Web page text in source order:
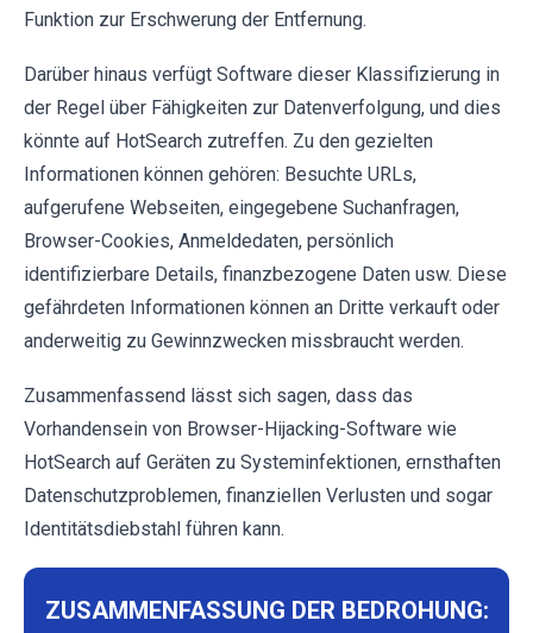
Funktion zur Erschwerung der Entfernung.
Darüber hinaus verfügt Software dieser Klassifizierung in
der Regel über Fähigkeiten zur Datenverfolgung, und dies
könnte auf HotSearch zutreffen. Zu den gezielten
Informationen können gehören: Besuchte URLs,
aufgerufene Webseiten, eingegebene Suchanfragen,
Browser-Cookies, Anmeldedaten, persönlich
identifizierbare Details, finanzbezogene Daten usw. Diese
gefährdeten Informationen können an Dritte verkauft oder
anderweitig zu Gewinnzwecken missbraucht werden.
Zusammenfassend lässt sich sagen, dass das
Vorhandensein von Browser-Hijacking-Software wie
HotSearch auf Geräten zu Systeminfektionen, ernsthaften
Datenschutzproblemen, finanziellen Verlusten und sogar
Identitätsdiebstahl führen kann.
ZUSAMMENFASSUNG DER BEDROHUNG: